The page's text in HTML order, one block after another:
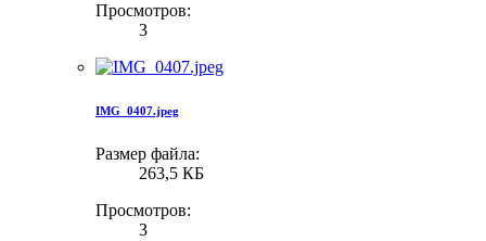
Просмотров:
3
IMG_0407.jpeg
Размер файла:
263,5 КБ
Просмотров:
3